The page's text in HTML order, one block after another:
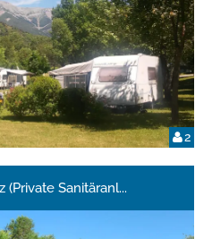
2
(Private Sanitäranl...